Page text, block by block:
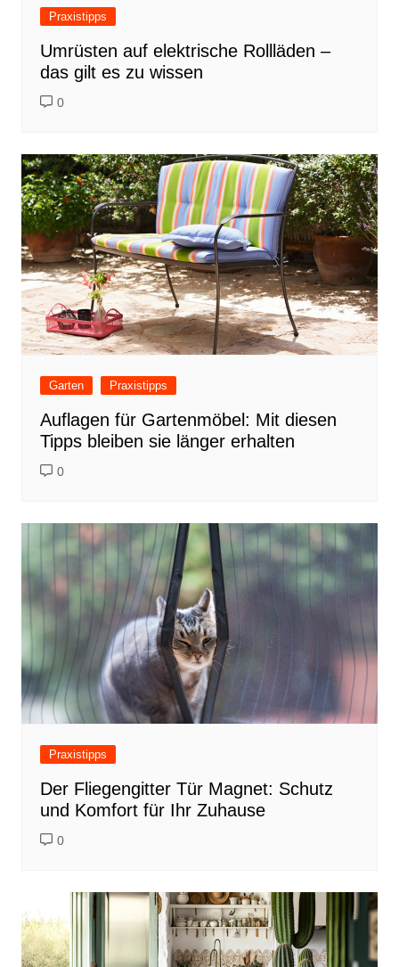
Praxistipps
Umrüsten auf elektrische Rollläden –
das gilt es zu wissen
0
Garten Praxistipps
Auflagen für Gartenmöbel: Mit diesen
Tipps bleiben sie länger erhalten
0
Praxistipps
Der Fliegengitter Tür Magnet: Schutz
und Komfort für Ihr Zuhause
0